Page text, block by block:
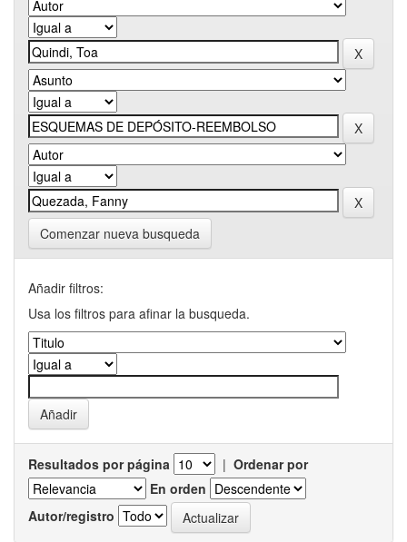
Comenzar nueva busqueda
Añadir filtros:
Usa los filtros para afinar la busqueda.
Resultados por página | Ordenar por
En orden
Autor/registro